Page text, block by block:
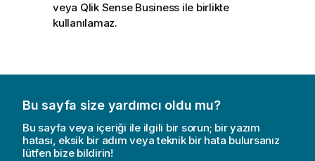
veya Qlik Sense Business ile birlikte
kullanılamaz.
Bu sayfa size yardımcı oldu mu?
Bu sayfa veya içeriği ile ilgili bir sorun; bir yazım
hatası, eksik bir adım veya teknik bir hata bulursanız
lütfen bize bildirin!